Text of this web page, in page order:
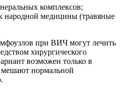
комплексов;
народной медицины (травяные
при ВИЧ могут лечить
хирургического
возможен только в
мешают нормальной